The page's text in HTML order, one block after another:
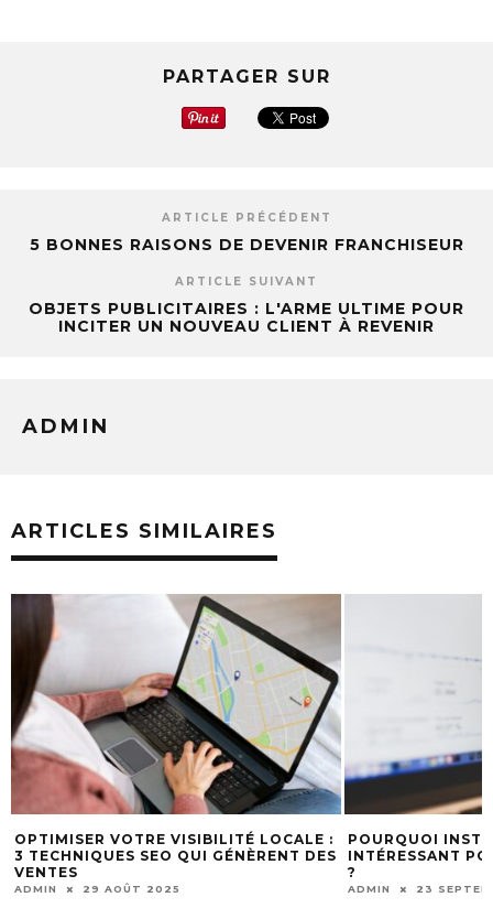
PARTAGER SUR
ARTICLE PRÉCÉDENT
5 BONNES RAISONS DE DEVENIR FRANCHISEUR
ARTICLE SUIVANT
OBJETS PUBLICITAIRES : L'ARME ULTIME POUR
INCITER UN NOUVEAU CLIENT À REVENIR
ADMIN
ARTICLES SIMILAIRES
OPTIMISER VOTRE VISIBILITÉ LOCALE :
3 TECHNIQUES SEO QUI GÉNÈRENT DES
VENTES
ADMIN 29 AOÛT 2025
POURQUOI
INTÉRESSANT
?
ADMIN 23